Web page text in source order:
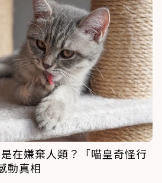
在嫌棄人類？「喵皇奇怪行
動真相